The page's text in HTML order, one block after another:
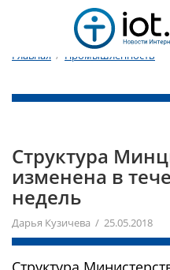
Главная / Промышленность
Структура
изменена в
недель
Дарья Кузичева / 25.05.2018